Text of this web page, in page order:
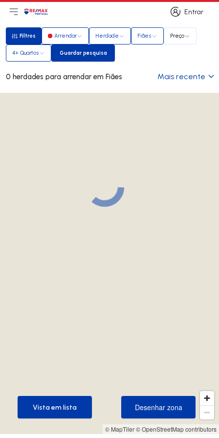
Entrar
Entrar
Abri menu principal
LogoIr para página inicial
Filtros
Filtros Arrendar Herdade Fiães Preço
4+ Quartos Guardar pesquisa
Guardar pesquisa
0 herdades para arrendar em Fiães Mais recente
© MapTiler© OpenStreetMap contributors
Desenhar zona
Desenhar zona
Vista em lista
Vista em lista